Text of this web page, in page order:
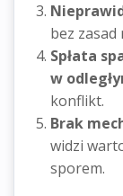
bez zasad
Spłata
w
konflikt.
Brak
widzi
sporem.